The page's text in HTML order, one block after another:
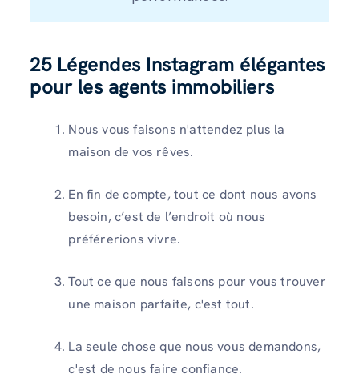
25 Légendes Instagram élégantes
pour les agents immobiliers
Nous vous faisons n'attendez plus la
maison de vos rêves.
En fin de compte, tout ce dont nous avons
besoin, c’est de l’endroit où nous
préférerions vivre.
Tout ce que nous faisons pour vous trouver
une maison parfaite, c'est tout.
La seule chose que nous vous demandons,
c'est de nous faire confiance.